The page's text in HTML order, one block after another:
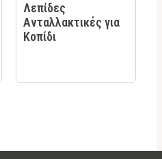
Λεπίδες
Ανταλλακτικές για
Κοπίδι